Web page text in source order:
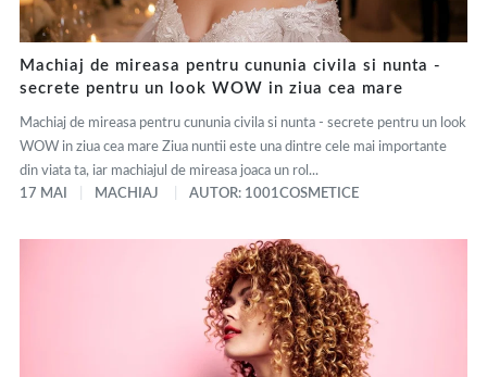
Machiaj de mireasa pentru cununia civila si nunta -
secrete pentru un look WOW in ziua cea mare
Machiaj de mireasa pentru cununia civila si nunta - secrete pentru un look
WOW in ziua cea mare Ziua nuntii este una dintre cele mai importante
din viata ta, iar machiajul de mireasa joaca un rol...
17 MAI
MACHIAJ AUTOR: 1001COSMETICE